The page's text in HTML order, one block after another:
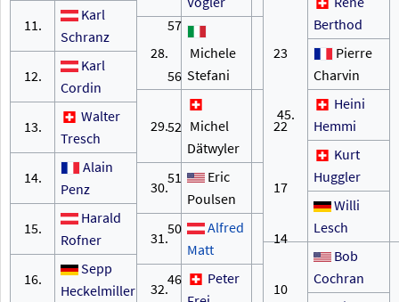
11.
Karl
Schranz
57
12.
Karl
Cordin
56
13.
Walter
Tresch
52
14.
Alain
Penz
51
15.
Harald
Rofner
50
16.
Sepp
Heckelmiller
46
28.
Michele
Stefani
23
29.
Michel
Dätwyler
22
30.
Eric
Poulsen
17
31.
Alfred
Matt
14
32.
Peter
10
45.
Berthod
Pierre
Charvin
Heini
Hemmi
Kurt
Huggler
Willi
Lesch
Bob
Cochran